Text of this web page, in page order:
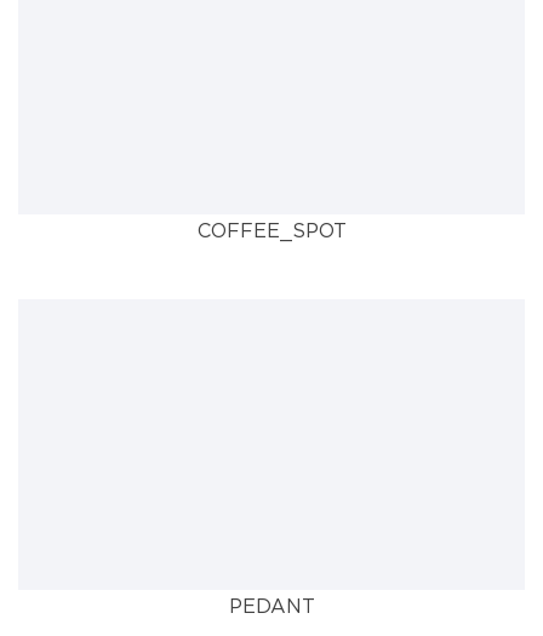
COFFEE_SPOT
PEDANT